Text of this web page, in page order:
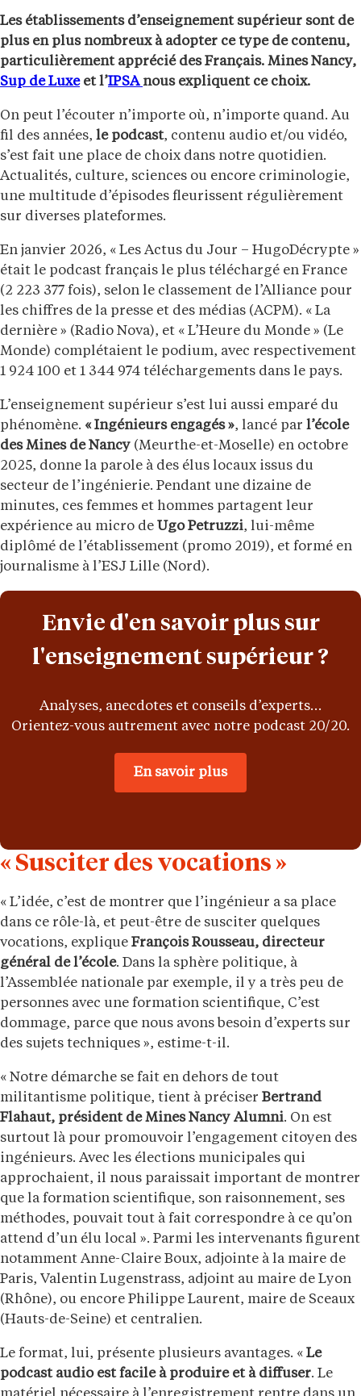
Les établissements d’enseignement supérieur sont de
plus en plus nombreux à adopter ce type de contenu,
particulièrement apprécié des Français. Mines Nancy,
Sup de Luxeet l’IPSA nous expliquent ce choix.
On peut l’écouter n’importe où, n’importe quand. Au
fil des années, le podcast, contenu audio et/ou vidéo,
s’est fait une place de choix dans notre quotidien.
Actualités, culture, sciences ou encore criminologie,
une multitude d’épisodes fleurissent régulièrement
sur diverses plateformes.
En janvier 2026, « Les Actus du Jour – HugoDécrypte »
était le podcast français le plus téléchargé en France
(2 223 377 fois), selon le classement de l’Alliance pour
les chiffres de la presse et des médias (ACPM). « La
dernière » (Radio Nova), et « L’Heure du Monde » (Le
Monde) complétaient le podium, avec respectivement
1 924 100 et 1 344 974 téléchargements dans le pays.
L’enseignement supérieur s’est lui aussi emparé du
phénomène. « Ingénieurs engagés », lancé par l’école
des Mines de Nancy (Meurthe-et-Moselle) en octobre
2025, donne la parole à des élus locaux issus du
secteur de l’ingénierie. Pendant une dizaine de
minutes, ces femmes et hommes partagent leur
expérience au micro de Ugo Petruzzi, lui-même
diplômé de l’établissement (promo 2019), et formé en
journalisme à l’ESJ Lille (Nord).
Envie d'en savoir plus sur
l'enseignement supérieur ?
Analyses, anecdotes et conseils d’experts…
Orientez-vous autrement avec notre podcast 20/20.
En savoir plus
« Susciter des vocations »
« L’idée, c’est de montrer que l’ingénieur a sa place
dans ce rôle-là, et peut-être de susciter quelques
vocations, explique François Rousseau, directeur
général de l’école. Dans la sphère politique, à
l’Assemblée nationale par exemple, il y a très peu de
personnes avec une formation scientifique, C’est
dommage, parce que nous avons besoin d’experts sur
des sujets techniques », estime-t-il.
« Notre démarche se fait en dehors de tout
militantisme politique, tient à préciser Bertrand
Flahaut, président de Mines Nancy Alumni. On est
surtout là pour promouvoir l’engagement citoyen des
ingénieurs. Avec les élections municipales qui
approchaient, il nous paraissait important de montrer
que la formation scientifique, son raisonnement, ses
méthodes, pouvait tout à fait correspondre à ce qu’on
attend d’un élu local ». Parmi les intervenants figurent
notamment Anne-Claire Boux, adjointe à la maire de
Paris, Valentin Lugenstrass, adjoint au maire de Lyon
(Rhône), ou encore Philippe Laurent, maire de Sceaux
(Hauts-de-Seine) et centralien.
Le format, lui, présente plusieurs avantages. « Le
podcast audio est facile à produire et à diffuser. Le